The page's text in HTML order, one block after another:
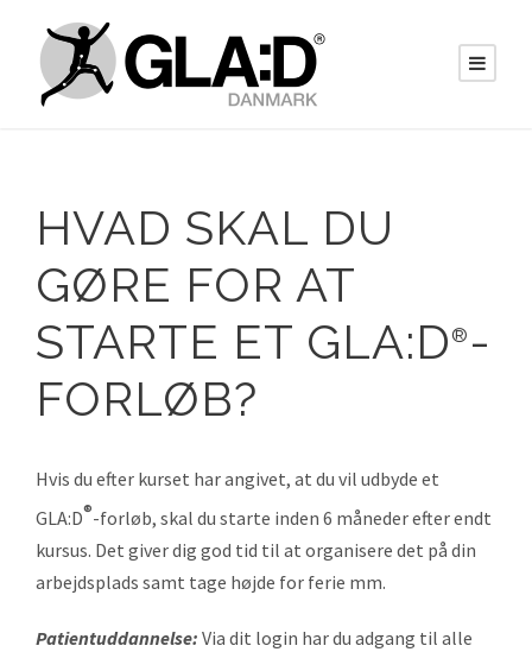
HVAD SKAL DU
GØRE FOR AT
STARTE ET GLA:D ® -
FORLØB?
Hvis du efter kurset har angivet, at du vil udbyde et
GLA:D®-forløb, skal du starte inden 6 måneder efter endt
kursus. Det giver dig god tid til at organisere det på din
arbejdsplads samt tage højde for ferie mm.
Patientuddannelse: Via dit login har du adgang til alle